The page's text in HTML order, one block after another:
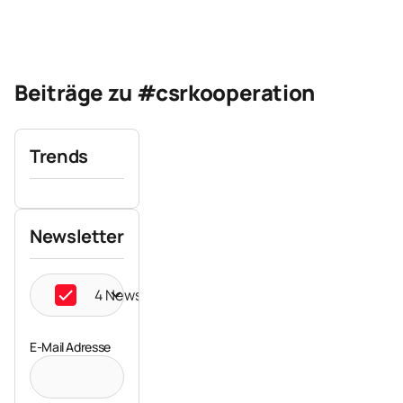
Beiträge zu #csrkooperation
Trends
Newsletter
4 Newsletter ausgewählt
E-Mail Adresse